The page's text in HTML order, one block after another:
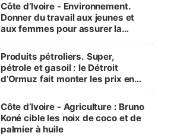
Côte d’Ivoire - Environnement.
Donner du travail aux jeunes et
aux femmes pour assurer la
menacées
Produits pétroliers. Super,
pétrole et gasoil : le Détroit
d’Ormuz fait monter les prix en
Côte d’Ivoire - Agriculture : Bruno
Koné cible les noix de coco et de
palmier à huile